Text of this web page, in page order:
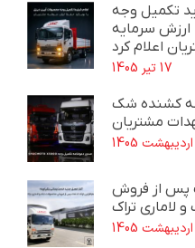
تکمیل وجه
ارزش سرمایه
اعلام کرد
17 تیر 1405
کشنده شک
پس از فروش
لاماری تراک